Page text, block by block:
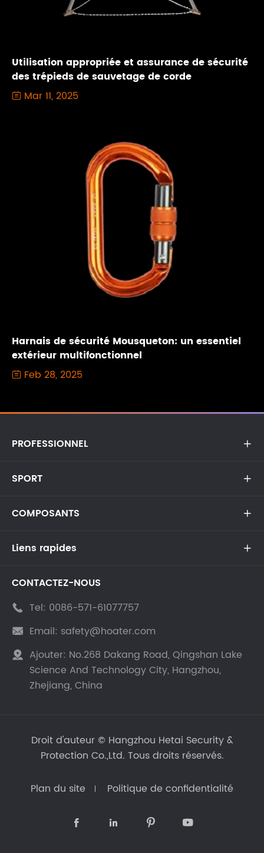
Utilisation appropriée et assurance de sécurité
des trépieds de sauvetage de corde
 Mar 11, 2025
Harnais de sécurité Mousqueton: un essentiel
extérieur multifonctionnel
 Feb 28, 2025
PROFESSIONNEL 
SPORT 
COMPOSANTS 
Liens rapides 
CONTACTEZ-NOUS
 Tel: 0086-571-61077757
 Email: safety@hoater.com
 Ajouter: No.268 Dakang Road, Qingshan Lake
Science And Technology City, Hangzhou,
Zhejiang, China
Droit d'auteur © Hangzhou Hetai Security &
Protection Co.,Ltd. Tous droits réservés.
Plan du site Politique de confidentialité
   